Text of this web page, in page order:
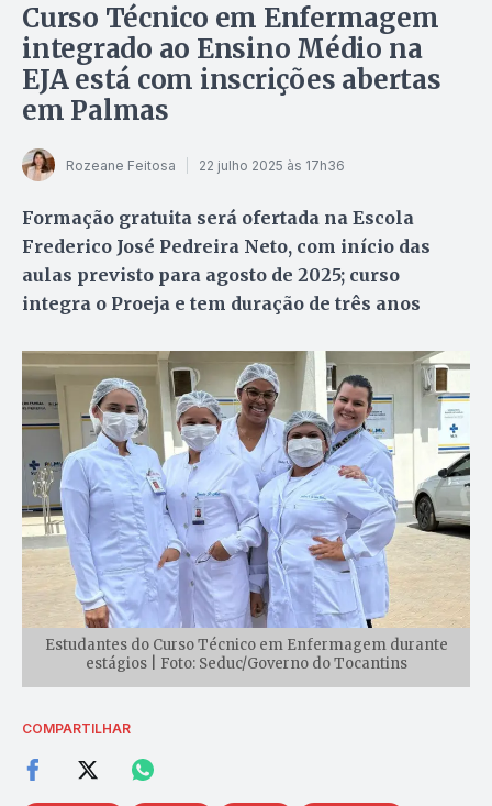
Curso Técnico em Enfermagem
integrado ao Ensino Médio na
EJA está com inscrições abertas
em Palmas
Rozeane Feitosa 22 julho 2025 às 17h36
Formação gratuita será ofertada na Escola
Frederico José Pedreira Neto, com início das
aulas previsto para agosto de 2025; curso
integra o Proeja e tem duração de três anos
Estudantes do Curso Técnico em Enfermagem durante
estágios | Foto: Seduc/Governo do Tocantins
COMPARTILHAR